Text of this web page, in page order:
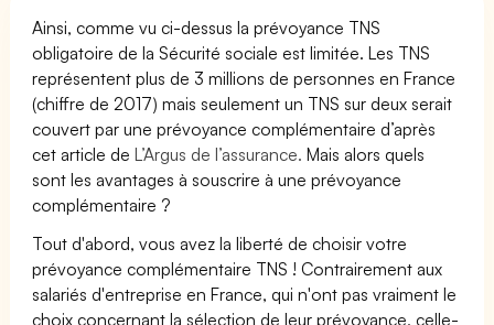
Ainsi, comme vu ci-dessus la prévoyance TNS
obligatoire de la Sécurité sociale est limitée. Les TNS
représentent plus de 3 millions de personnes en France
(chiffre de 2017) mais seulement un TNS sur deux serait
couvert par une prévoyance complémentaire d’après
cet article deL’Argus de l’assurance. Mais alors quels
sont les avantages à souscrire à une prévoyance
complémentaire ?
Tout d'abord, vous avez la liberté de choisir votre
prévoyance complémentaire TNS ! Contrairement aux
salariés d'entreprise en France, qui n'ont pas vraiment le
choix concernant la sélection de leur prévoyance, celle-